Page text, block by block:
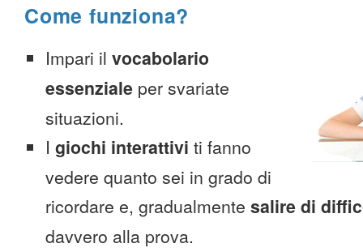
Come funziona?
Impari il vocabolario
essenziale per svariate
situazioni.
I giochi interattivi ti fanno
vedere quanto sei in grado di
ricordare e, gradualmente salire di
davvero alla prova.